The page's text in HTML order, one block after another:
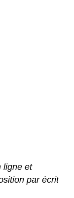
ligne et
par écrit